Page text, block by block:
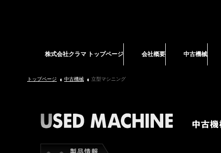
株式会社クラマ トップページ 会社概要 中古機械
トップページ 中古機械 立型マシニング